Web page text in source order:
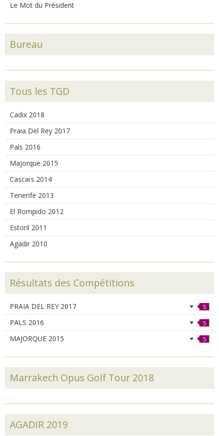
Le Mot du Président
Bureau
Tous les TGD
Cadix 2018
Praia Del Rey 2017
Pals 2016
Majorque 2015
Cascaïs 2014
Tenerife 2013
El Rompido 2012
Estoril 2011
Agadir 2010
Résultats des Compétitions
PRAIA DEL REY 2017 5
PALS 2016 5
MAJORQUE 2015 5
Marrakech Opus Golf Tour 2018
AGADIR 2019